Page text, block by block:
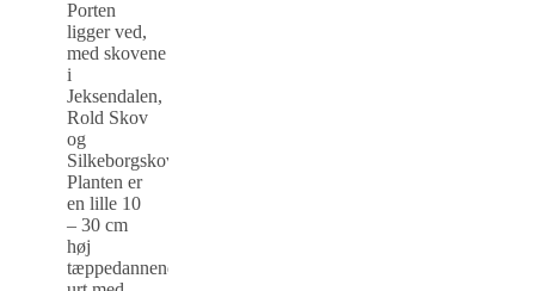
Porten
ligger ved,
med skovene
i
Jeksendalen,
Rold Skov
og
Silkeborgskovene.
Planten er
en lille 10
– 30 cm
høj
tæppedannende